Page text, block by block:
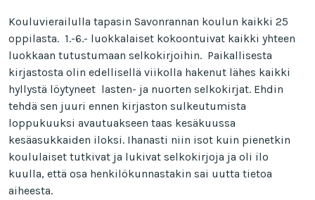
Kouluvierailulla tapasin Savonrannan koulun kaikki 25
oppilasta. 1.-6.- luokkalaiset kokoontuivat kaikki yhteen
luokkaan tutustumaan selkokirjoihin. Paikallisesta
kirjastosta olin edellisellä viikolla hakenut lähes kaikki
hyllystä löytyneet lasten- ja nuorten selkokirjat. Ehdin
tehdä sen juuri ennen kirjaston sulkeutumista
loppukuuksi avautuakseen taas kesäkuussa
kesäasukkaiden iloksi. Ihanasti niin isot kuin pienetkin
koululaiset tutkivat ja lukivat selkokirjoja ja oli ilo
kuulla, että osa henkilökunnastakin sai uutta tietoa
aiheesta.